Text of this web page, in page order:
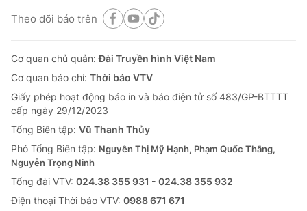
Theo dõi báo trên
Cơ quan chủ quản:Đài Truyền hình Việt Nam
Cơ quan báo chí: Thời báo VTV
Giấy phép hoạt động báo in và báo điện tử số 483/GP-BTTTT
cấp ngày 29/12/2023
Tổng Biên tập: Vũ Thanh Thủy
Phó Tổng Biên tập: Nguyễn Thị Mỹ Hạnh, Phạm Quốc Thắng,
Nguyễn Trọng Ninh
Tổng đài VTV: 024.38 355 931 - 024.38 355 932
Ðiện thoại Thời báo VTV: 0988 671 671